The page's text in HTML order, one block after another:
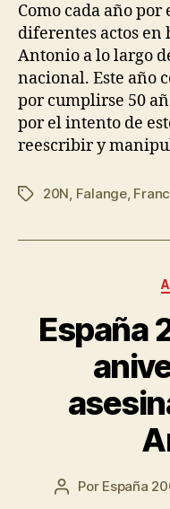
Como cada año por
diferentes actos en
Antonio a lo largo
nacional. Este año
por cumplirse 50
por el intento de
reescribir y
20N, Falange,
España
Por España